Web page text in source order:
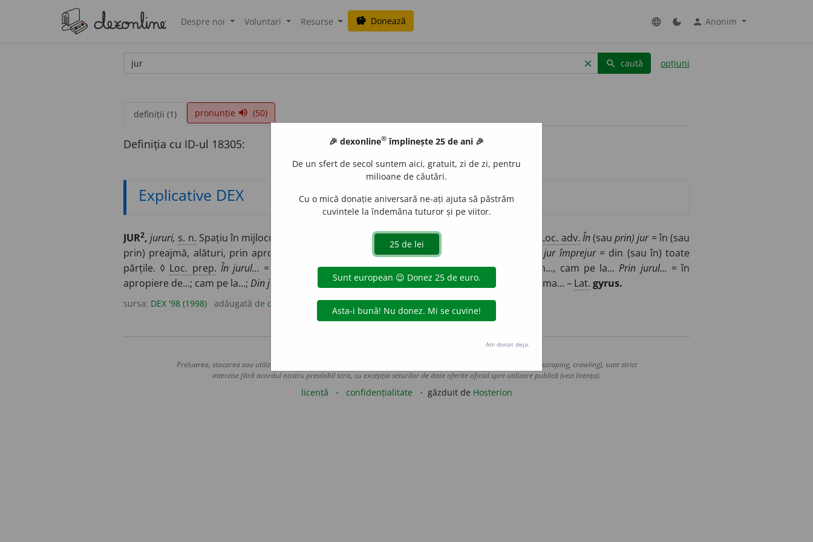
Despre noi Voluntari Resurse savings Donează language dark_mode person Anonim
clear search caută opțiuni
definiții (1) pronunție volume_up (50)
Definiția cu ID-ul 18305:
Explicative DEX
JUR2, jururi, s. n. Spațiu în mijlocul căruia se află cineva sau ceva; împrejurime; vecinătate. ◊ Loc. adv. În(sauprin) jur= în (sau
prin) preajmă, alături, prin apropiere, împrejur.
Din jur= din împrejurimi, dimprejur. (De) jur împrejur= din (sau în) toate
părțile. ◊ Loc. prep. În jurul... = în preajma...;b)relativ la..., despre...;c)aproximativ în..., cam pe la...Prin jurul... = în
apropiere de...; cam pe la...; Din jurul... = pe lângă, din preajma...(De) jur împrejurul... = în preajma... – Lat. gyrus.
sursa: DEX '98 (1998) adăugată de cata acțiuni
Preluarea, stocarea sau utilizarea datelor de pe acest site, inclusiv prin orice metode de extragere automată (web scraping, crawling), sunt strict
interzise fără acordul nostru prealabil scris, cu excepția seturilor de date oferite oficial spre utilizare publică (vezi licența).
licență confidențialitate găzduit de Hosterion
🎉 dexonline® împlinește 25 de ani 🎉
De un sfert de secol suntem aici, gratuit, zi de zi, pentru
milioane de căutări.
Cu o mică donație aniversară ne-ați ajuta să păstrăm
cuvintele la îndemâna tuturor și pe viitor.
Am donat deja.